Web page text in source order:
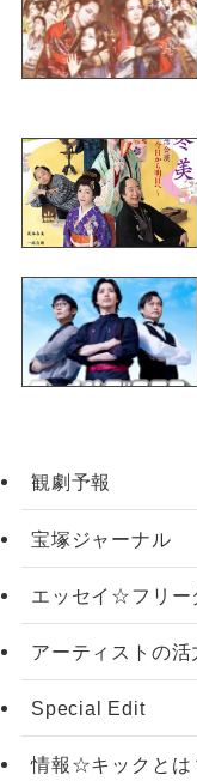
観劇予報
宝塚ジャーナル
エッセイ☆フリー
アーティストの活
Special Edit
情報☆キックとは